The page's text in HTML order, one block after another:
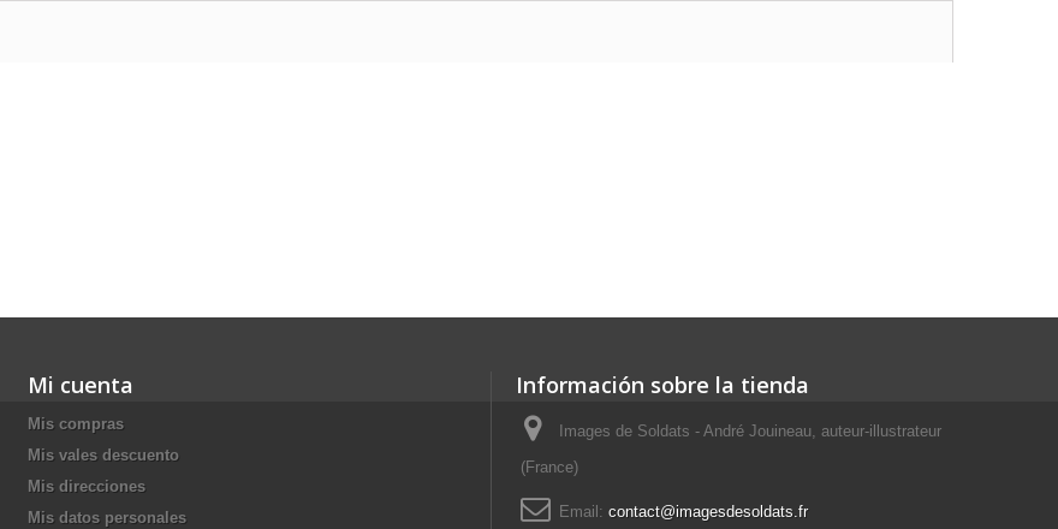
Mi cuenta
Mis compras
Mis vales descuento
Mis direcciones
Mis datos personales
Información sobre la tienda
Images de Soldats - André Jouineau, auteur-illustrateur
(France)
Email: contact@imagesdesoldats.fr